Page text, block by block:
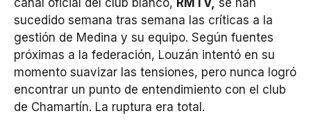
canal oficial del club blanco, RMTV, se han
sucedido semana tras semana las críticas a la
gestión de Medina y su equipo. Según fuentes
próximas a la federación, Louzán intentó en su
momento suavizar las tensiones, pero nunca logró
encontrar un punto de entendimiento con el club
de Chamartín. La ruptura era total.